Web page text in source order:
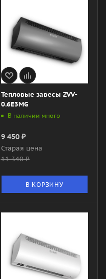
Тепловые завесы ZVV-
0.6E3MG
В наличии много
9 450₽
Старая цена
11 340₽
В КОРЗИНУ